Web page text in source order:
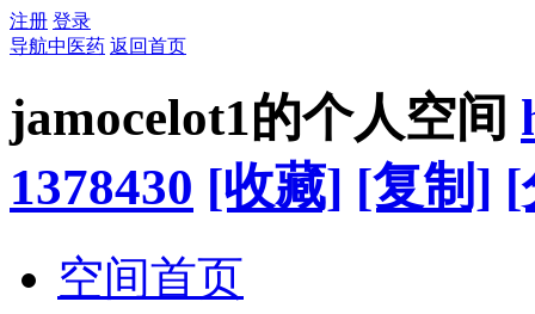
注册 登录
导航中医药 返回首页
jamocelot1的个人空间
1378430 [收藏] [复制] [
空间首页